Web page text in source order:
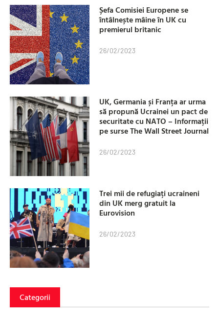
Șefa Comisiei Europene se
întâlnește mâine în UK cu
premierul britanic
26/02/2023
UK, Germania și Franța ar urma
să propună Ucrainei un pact de
securitate cu NATO – Informații
pe surse The Wall Street Journal
26/02/2023
Trei mii de refugiați ucraineni
din UK merg gratuit la
Eurovision
26/02/2023
Categorii